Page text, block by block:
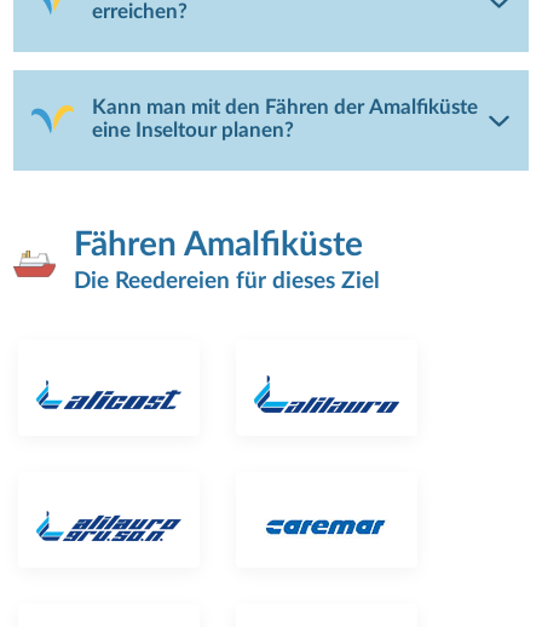
erreichen?
Kann man mit den Fähren der Amalfiküste
eine Inseltour planen?
Fähren Amalfiküste
Die Reedereien für dieses Ziel